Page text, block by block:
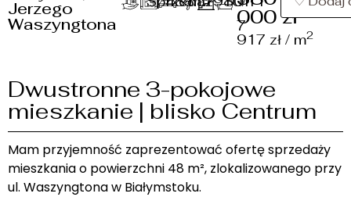
Jerzego
Waszyngtona 000 zł
7
917 zł / m2
Dwustronne 3-pokojowe
mieszkanie | blisko Centrum
Mam przyjemność zaprezentować ofertę sprzedaży
mieszkania o powierzchni 48 m², zlokalizowanego przy
ul. Waszyngtona w Białymstoku.